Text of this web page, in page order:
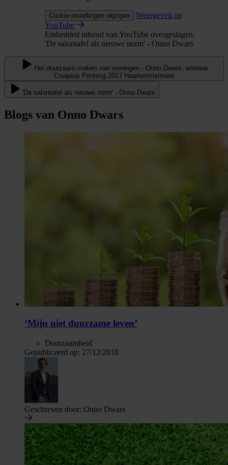
Cookie-instellingen wijzigen
Weergeven op
YouTube
Embedded inhoud van YouTube overgeslagen.
'De salontafel als nieuwe norm' - Onno Dwars
Het duurzaam maken van woningen - Onno Dwars, winnaar
Cruquius Penning 2017 Haarlemmermeer
'De salontafel als nieuwe norm' - Onno Dwars
Blogs van Onno Dwars
‘Mijn niet duurzame leven’
Duurzaamheid
Gepubliceerd op: 27/12/2018
Geschreven door: Onno Dwars